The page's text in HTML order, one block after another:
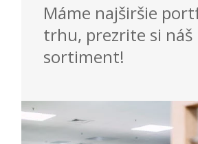
Máme najširšie
trhu, prezrite si náš
sortiment!